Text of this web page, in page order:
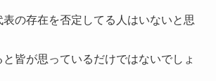
の存在を否定してる人はいないと思
皆が思っているだけではないでしょ